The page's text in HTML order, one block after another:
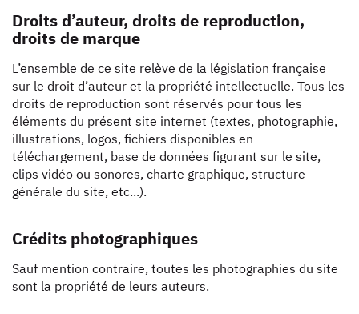
Droits d’auteur, droits de reproduction,
droits de marque
L’ensemble de ce site relève de la législation française
sur le droit d’auteur et la propriété intellectuelle. Tous les
droits de reproduction sont réservés pour tous les
éléments du présent site internet (textes, photographie,
illustrations, logos, fichiers disponibles en
téléchargement, base de données figurant sur le site,
clips vidéo ou sonores, charte graphique, structure
générale du site, etc...).
Crédits photographiques
Sauf mention contraire, toutes les photographies du site
sont la propriété de leurs auteurs.